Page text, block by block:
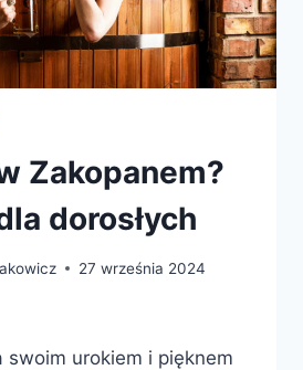
Zakopanem?
dorosłych
27 września 2024
swoim urokiem i pięknem